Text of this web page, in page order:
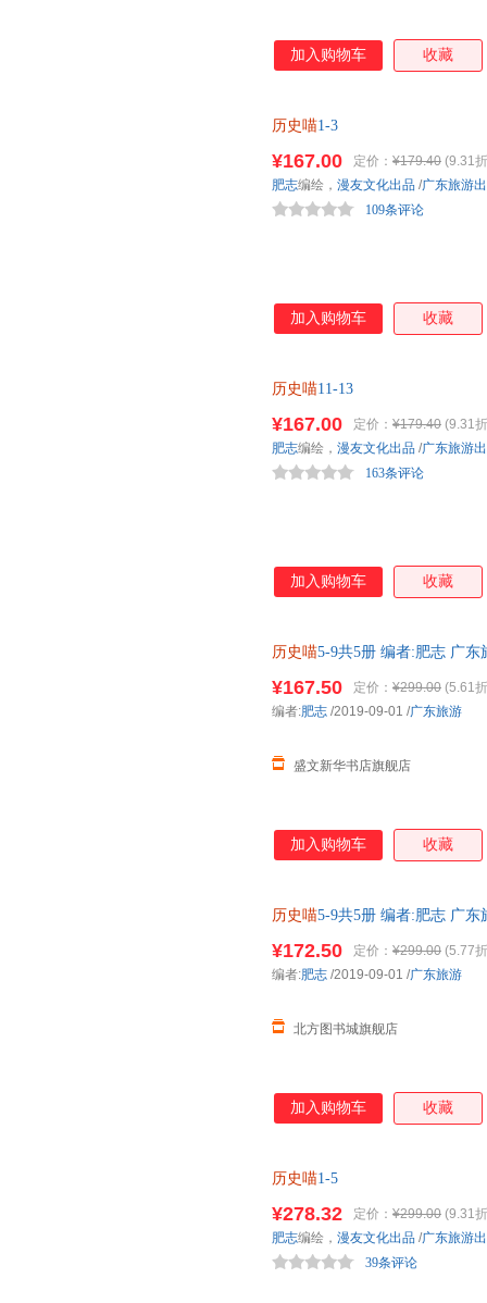
加入购物车 收藏
历史喵1-3
¥167.00 定价： ¥179.40 (9.31
109条评论
肥志编绘， 漫友文化出品 /广东旅游
加入购物车 收藏
历史喵11-13
¥167.00 定价： ¥179.40 (9.31
163条评论
肥志编绘， 漫友文化出品 /广东旅游
加入购物车 收藏
历史喵5-9共5册 编者:肥志 广
¥167.50 定价： ¥299.00 (5.61
盛文新华书店旗舰店
编者:肥志 /2019-09-01 /广东旅游
加入购物车 收藏
历史喵5-9共5册 编者:肥志 广
¥172.50 定价： ¥299.00 (5.77
北方图书城旗舰店
编者:肥志 /2019-09-01 /广东旅游
加入购物车 收藏
历史喵1-5
¥278.32 定价： ¥299.00 (9.31
39条评论
肥志编绘， 漫友文化出品 /广东旅游